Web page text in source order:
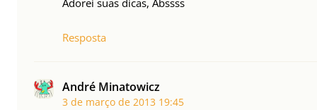
Adorei suas dicas, Abssss
Resposta
André Minatowicz
3 de março de 2013 19:45